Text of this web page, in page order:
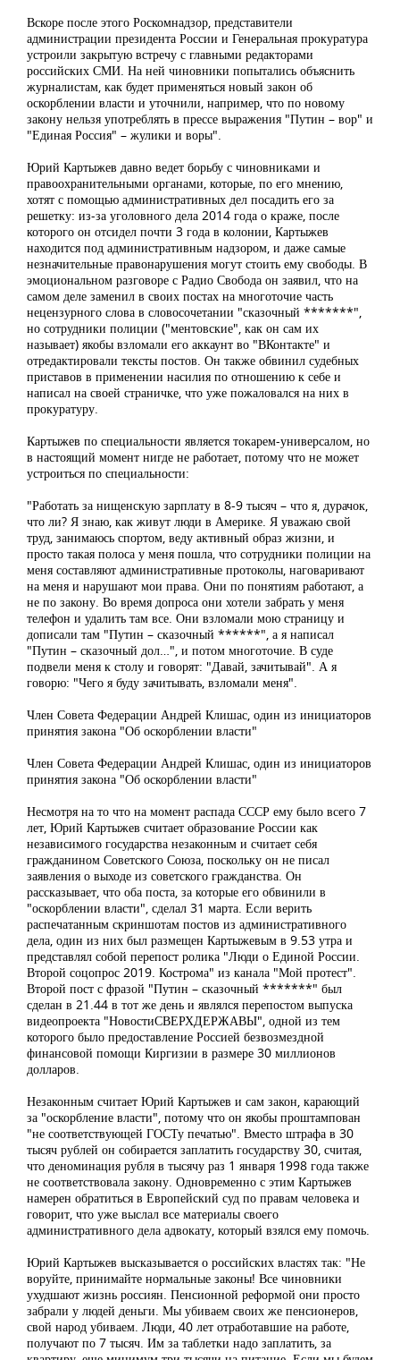
Вскоре после этого Роскомнадзор, представители
администрации президента России и Генеральная прокуратура
устроили закрытую встречу с главными редакторами
российских СМИ. На ней чиновники попытались объяснить
журналистам, как будет применяться новый закон об
оскорблении власти и уточнили, например, что по новому
закону нельзя употреблять в прессе выражения "Путин – вор" и
"Единая Россия" – жулики и воры".
Юрий Картыжев давно ведет борьбу с чиновниками и
правоохранительными органами, которые, по его мнению,
хотят с помощью административных дел посадить его за
решетку: из-за уголовного дела 2014 года о краже, после
которого он отсидел почти 3 года в колонии, Картыжев
находится под административным надзором, и даже самые
незначительные правонарушения могут стоить ему свободы. В
эмоциональном разговоре с Радио Свобода он заявил, что на
самом деле заменил в своих постах на многоточие часть
нецензурного слова в словосочетании "сказочный *******",
но сотрудники полиции ("ментовские", как он сам их
называет) якобы взломали его аккаунт во "ВКонтакте" и
отредактировали тексты постов. Он также обвинил судебных
приставов в применении насилия по отношению к себе и
написал на своей страничке, что уже пожаловался на них в
прокуратуру.
Картыжев по специальности является токарем-универсалом, но
в настоящий момент нигде не работает, потому что не может
устроиться по специальности:
"Работать за нищенскую зарплату в 8-9 тысяч – что я, дурачок,
что ли? Я знаю, как живут люди в Америке. Я уважаю свой
труд, занимаюсь спортом, веду активный образ жизни, и
просто такая полоса у меня пошла, что сотрудники полиции на
меня составляют административные протоколы, наговаривают
на меня и нарушают мои права. Они по понятиям работают, а
не по закону. Во время допроса они хотели забрать у меня
телефон и удалить там все. Они взломали мою страницу и
дописали там "Путин – сказочный ******", а я написал
"Путин – сказочный дол…", и потом многоточие. В суде
подвели меня к столу и говорят: "Давай, зачитывай". А я
говорю: "Чего я буду зачитывать, взломали меня".
Член Совета Федерации Андрей Клишас, один из инициаторов
принятия закона "Об оскорблении власти"
Член Совета Федерации Андрей Клишас, один из инициаторов
принятия закона "Об оскорблении власти"
Несмотря на то что на момент распада СССР ему было всего 7
лет, Юрий Картыжев считает образование России как
независимого государства незаконным и считает себя
гражданином Советского Союза, поскольку он не писал
заявления о выходе из советского гражданства. Он
рассказывает, что оба поста, за которые его обвинили в
"оскорблении власти", сделал 31 марта. Если верить
распечатанным скриншотам постов из административного
дела, один из них был размещен Картыжевым в 9.53 утра и
представлял собой перепост ролика "Люди о Единой России.
Второй соцопрос 2019. Кострома" из канала "Мой протест".
Второй пост с фразой "Путин – сказочный *******" был
сделан в 21.44 в тот же день и являлся перепостом выпуска
видеопроекта "НовостиСВЕРХДЕРЖАВЫ", одной из тем
которого было предоставление Россией безвозмездной
финансовой помощи Киргизии в размере 30 миллионов
долларов.
Незаконным считает Юрий Картыжев и сам закон, карающий
за "оскорбление власти", потому что он якобы проштампован
"не соответствующей ГОСТу печатью". Вместо штрафа в 30
тысяч рублей он собирается заплатить государству 30, считая,
что деноминация рубля в тысячу раз 1 января 1998 года также
не соответствовала закону. Одновременно с этим Картыжев
намерен обратиться в Европейский суд по правам человека и
говорит, что уже выслал все материалы своего
административного дела адвокату, который взялся ему помочь.
Юрий Картыжев высказывается о российских властях так: "Не
воруйте, принимайте нормальные законы! Все чиновники
ухудшают жизнь россиян. Пенсионной реформой они просто
забрали у людей деньги. Мы убиваем своих же пенсионеров,
свой народ убиваем. Люди, 40 лет отработавшие на работе,
получают по 7 тысяч. Им за таблетки надо заплатить, за